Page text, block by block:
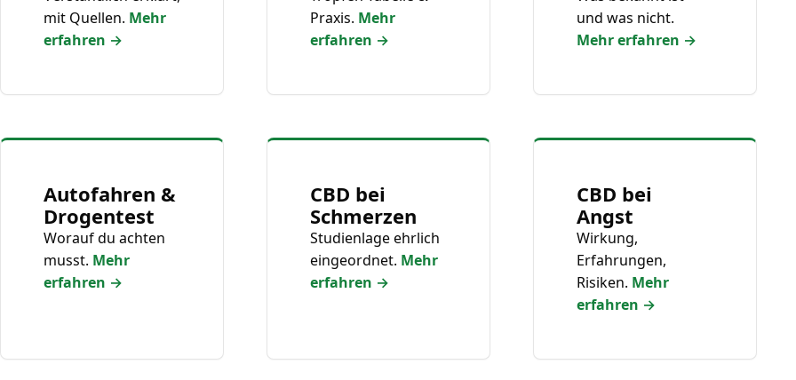
mit Quellen. Mehr
erfahren →
Praxis. Mehr
erfahren →
und was nicht.
Mehr erfahren →
Autofahren &
Drogentest
Worauf du achten
musst. Mehr
erfahren →
CBD bei
Schmerzen
Studienlage ehrlich
eingeordnet. Mehr
erfahren →
CBD bei
Angst
Wirkung,
Erfahrungen,
Risiken. Mehr
erfahren →